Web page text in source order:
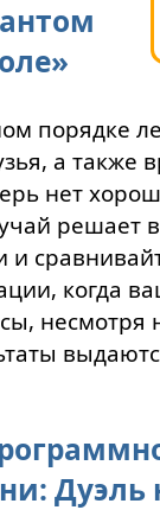
порядке
а также
нет
решает
и
когда
несмотря
Дуэль